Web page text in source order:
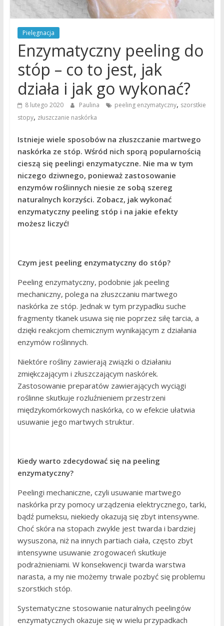
Pielęgnacja
Enzymatyczny peeling do
stóp – co to jest, jak
działa i jak go wykonać?
8 lutego 2020 Paulina peeling enzymatyczny, szorstkie
stopy, złuszczanie naskórka
Istnieje wiele sposobów na złuszczanie martwego
naskórka ze stóp. Wśród nich sporą popularnością
cieszą się peelingi enzymatyczne. Nie ma w tym
niczego dziwnego, ponieważ zastosowanie
enzymów roślinnych niesie ze sobą szereg
naturalnych korzyści. Zobacz, jak wykonać
enzymatyczny peeling stóp i na jakie efekty
możesz liczyć!
Czym jest peeling enzymatyczny do stóp?
Peeling enzymatyczny, podobnie jak peeling
mechaniczny, polega na złuszczaniu martwego
naskórka ze stóp. Jednak w tym przypadku suche
fragmenty tkanek usuwa się nie poprzez siłę tarcia, a
dzięki reakcjom chemicznym wynikającym z działania
enzymów roślinnych.
Niektóre rośliny zawierają związki o działaniu
zmiękczającym i złuszczającym naskórek.
Zastosowanie preparatów zawierających wyciągi
roślinne skutkuje rozluźnieniem przestrzeni
międzykomórkowych naskórka, co w efekcie ułatwia
usuwanie jego martwych struktur.
Kiedy warto zdecydować się na peeling
enzymatyczny?
Peelingi mechaniczne, czyli usuwanie martwego
naskórka przy pomocy urządzenia elektrycznego, tarki,
bądź pumeksu, niekiedy okazują się zbyt intensywne.
Choć skóra na stopach zwykle jest twarda i bardziej
wysuszona, niż na innych partiach ciała, często zbyt
intensywne usuwanie zrogowaceń skutkuje
podrażnieniami. W konsekwencji twarda warstwa
narasta, a my nie możemy trwale pozbyć się problemu
szorstkich stóp.
Systematyczne stosowanie naturalnych peelingów
enzymatycznych okazuje się w wielu przypadkach